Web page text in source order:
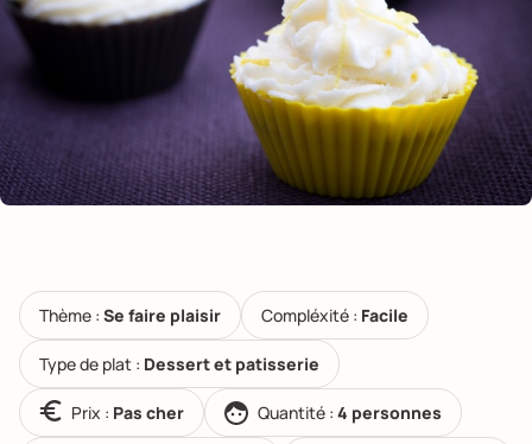
Thème : Se faire plaisir Compléxité : Facile
Type de plat : Dessert et patisserie
Prix : Pas cher Quantité : 4 personnes